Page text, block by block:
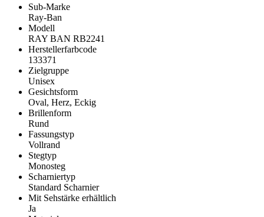
Sub-Marke
Ray-Ban
Modell
RAY BAN RB2241
Herstellerfarbcode
133371
Zielgruppe
Unisex
Gesichtsform
Oval, Herz, Eckig
Brillenform
Rund
Fassungstyp
Vollrand
Stegtyp
Monosteg
Scharniertyp
Standard Scharnier
Mit Sehstärke erhältlich
Ja